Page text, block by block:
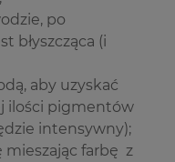
po
błyszcząca (i
aby uzyskać
ilości pigmentów
intensywny);
mieszając farbę z